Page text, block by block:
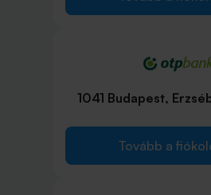
1041 Budapest,
Tovább a